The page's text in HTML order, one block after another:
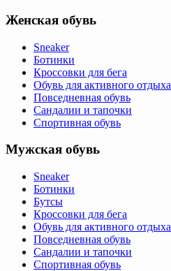
Женская обувь
Sneaker
Ботинки
Кроссовки для бега
Обувь для активного отдыха
Повседневная обувь
Сандалии и тапочки
Спортивная обувь
Мужская обувь
Sneaker
Ботинки
Бутсы
Кроссовки для бега
Обувь для активного отдыха
Повседневная обувь
Сандалии и тапочки
Спортивная обувь